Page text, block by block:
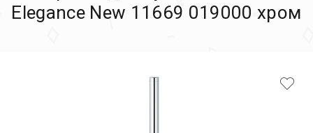
Elegance New 11669 019000 хром